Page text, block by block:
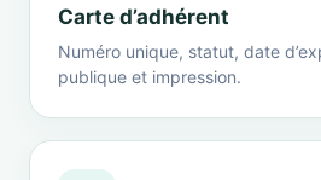
Carte d’adhérent
Numéro unique, statut, date
publique et impression.